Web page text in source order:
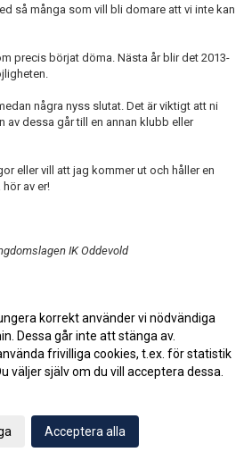
så många som vill bli domare att vi inte kan
precis börjat döma. Nästa år blir det 2013-
några nyss slutat. Det är viktigt att ni
av dessa går till en annan klubb eller
eller vill att jag kommer ut och håller en
av er!
IK Oddevold
Webbversion
korrekt använder vi nödvändiga
Dessa går inte att stänga av.
frivilliga cookies, t.ex. för statistik
väljer själv om du vill acceptera dessa.
Acceptera alla